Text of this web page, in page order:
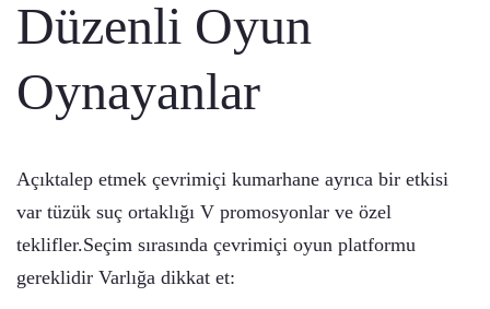
Düzenli Oyun
Oynayanlar
Açıktalep etmek çevrimiçi kumarhane ayrıca bir etkisi
var tüzük suç ortaklığı V promosyonlar ve özel
teklifler.Seçim sırasında çevrimiçi oyun platformu
gereklidir Varlığa dikkat et: